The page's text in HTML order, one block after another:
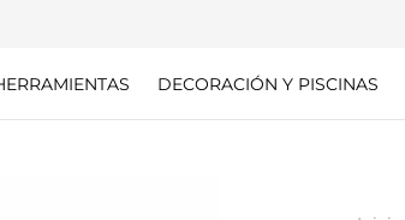
DECORACIÓN Y PISCINAS